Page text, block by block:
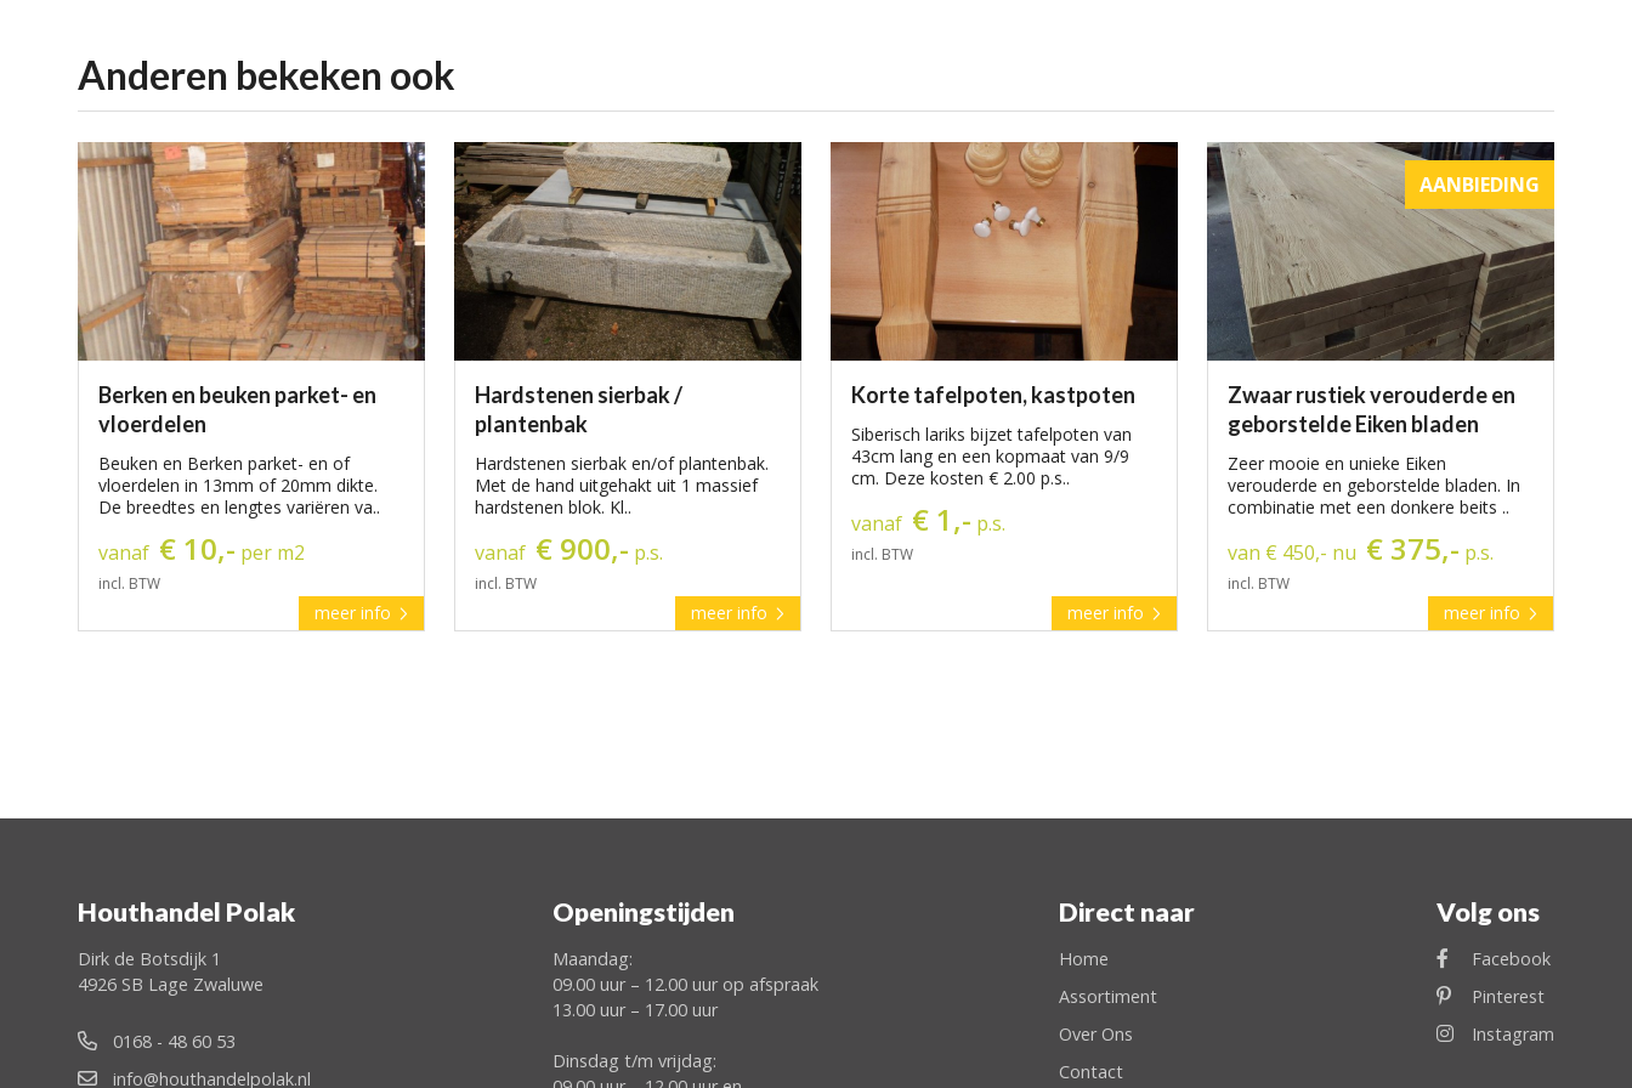
Realisaties van onze klanten
Anderen bekeken ook
Berken en beuken parket- en
vloerdelen
Beuken en Berken parket- en of
vloerdelen in 13mm of 20mm dikte.
De breedtes en lengtes variëren va..
vanaf € 10,- per m2
incl. BTW
meer info
Hardstenen sierbak /
plantenbak
Hardstenen sierbak en/of plantenbak.
Met de hand uitgehakt uit 1 massief
hardstenen blok. Kl..
vanaf € 900,- p.s.
incl. BTW
meer info
Korte tafelpoten, kastpoten
Siberisch lariks bijzet tafelpoten van
43cm lang en een kopmaat van 9/9
cm. Deze kosten € 2.00 p.s..
vanaf € 1,- p.s.
incl. BTW
meer info
AANBIEDING
Zwaar rustiek verouderde en
geborstelde Eiken bladen
Zeer mooie en unieke Eiken
verouderde en geborstelde bladen. In
combinatie met een donkere beits ..
van € 450,- nu € 375,- p.s.
incl. BTW
meer info
Houthandel Polak
Dirk de Botsdijk 1
4926 SB Lage Zwaluwe
0168 - 48 60 53
info@houthandelpolak.nl
Openingstijden
Maandag:
09.00 uur – 12.00 uur op afspraak
13.00 uur – 17.00 uur
Dinsdag t/m vrijdag:
Direct naar
Home
Assortiment
Over Ons
Contact
Volg ons
Facebook
Pinterest
Instagram